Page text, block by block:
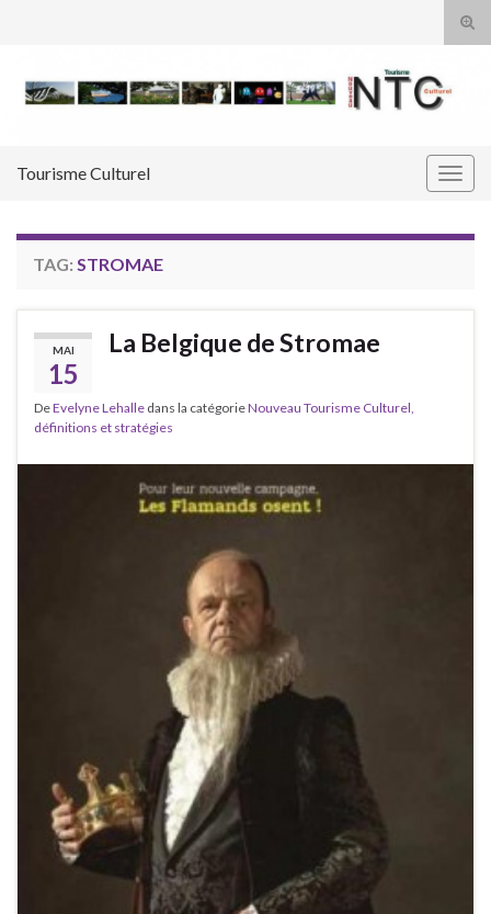
Tourisme Culturel
TAG: STROMAE
MAI
15
La Belgique de Stromae
DeEvelyne Lehalle dans la catégorieNouveau Tourisme Culturel,
définitions et stratégies